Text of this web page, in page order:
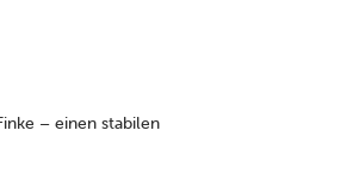
– einen stabilen